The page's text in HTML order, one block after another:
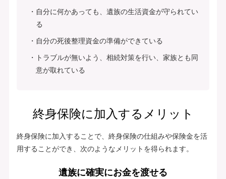
自分に何かあっても、遺族の生活資金が守られてい
る
自分の死後整理資金の準備ができている
トラブルが無いよう、相続対策を行い、家族とも同
意が取れている
終身保険に加入するメリット
終身保険に加入することで、終身保険の仕組みや保険金を活
用することができ、次のようなメリットを得られます。
遺族に確実にお金を渡せる